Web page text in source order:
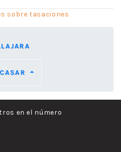
sobre tasaciones
en el número